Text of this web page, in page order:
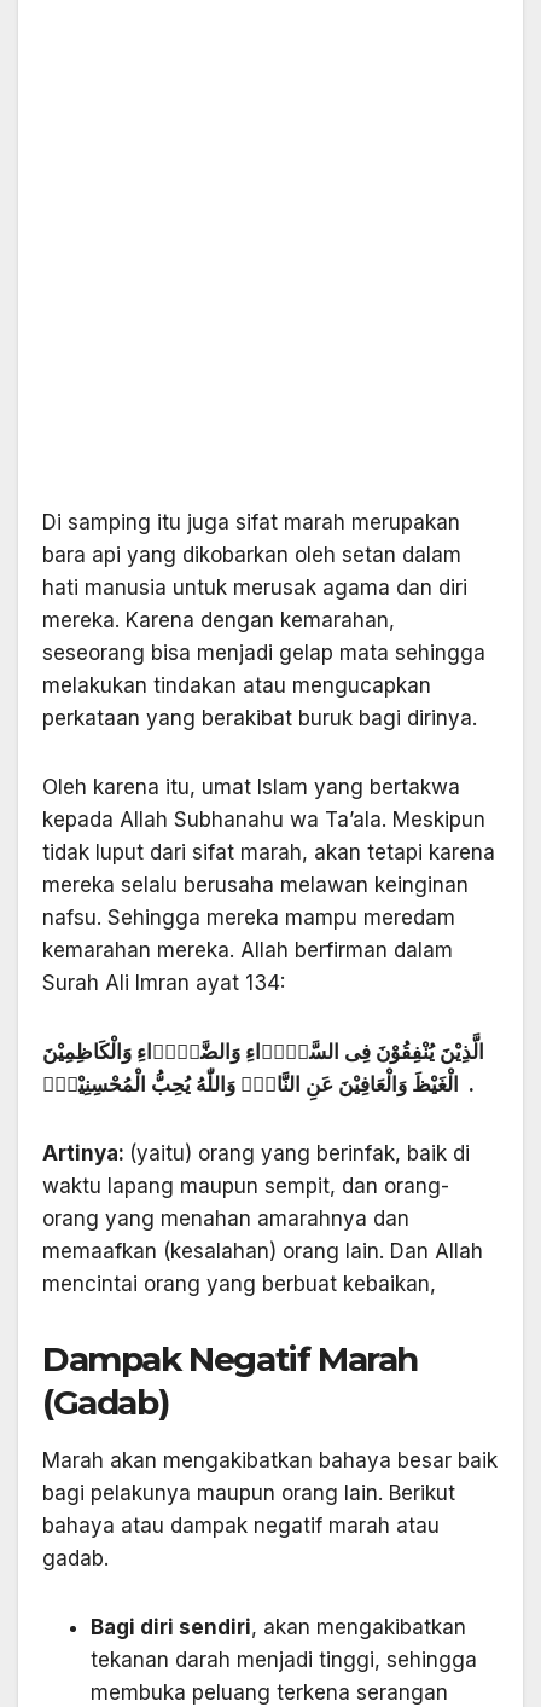
Di samping itu juga sifat marah merupakan
bara api yang dikobarkan oleh setan dalam
hati manusia untuk merusak agama dan diri
mereka. Karena dengan kemarahan,
seseorang bisa menjadi gelap mata sehingga
melakukan tindakan atau mengucapkan
perkataan yang berakibat buruk bagi dirinya.
Oleh karena itu, umat Islam yang bertakwa
kepada Allah Subhanahu wa Ta’ala. Meskipun
tidak luput dari sifat marah, akan tetapi karena
mereka selalu berusaha melawan keinginan
nafsu. Sehingga mereka mampu meredam
kemarahan mereka. Allah berfirman dalam
Surah Ali Imran ayat 134:
الَّذِيْنَ يُنْفِقُوْنَ فِى السَّرَّۤاءِ وَالضَّرَّۤاءِ وَالْكَاظِمِيْنَ
الْغَيْظَ وَالْعَافِيْنَ عَنِ النَّاسِۗ وَاللّٰهُ يُحِبُّ الْمُحْسِنِيْنَۚ .
Artinya: (yaitu) orang yang berinfak, baik di
waktu lapang maupun sempit, dan orang-
orang yang menahan amarahnya dan
memaafkan (kesalahan) orang lain. Dan Allah
mencintai orang yang berbuat kebaikan,
Dampak Negatif Marah
(Gadab)
Marah akan mengakibatkan bahaya besar baik
bagi pelakunya maupun orang lain. Berikut
bahaya atau dampak negatif marah atau
gadab.
Bagi diri sendiri, akan mengakibatkan
tekanan darah menjadi tinggi, sehingga
membuka peluang terkena serangan